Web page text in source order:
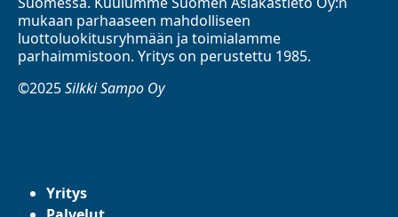
mukaan parhaaseen mahdolliseen
luottoluokitusryhmään ja toimialamme
parhaimmistoon. Yritys on perustettu 1985.
©2025Silkki Sampo Oy
Yritys